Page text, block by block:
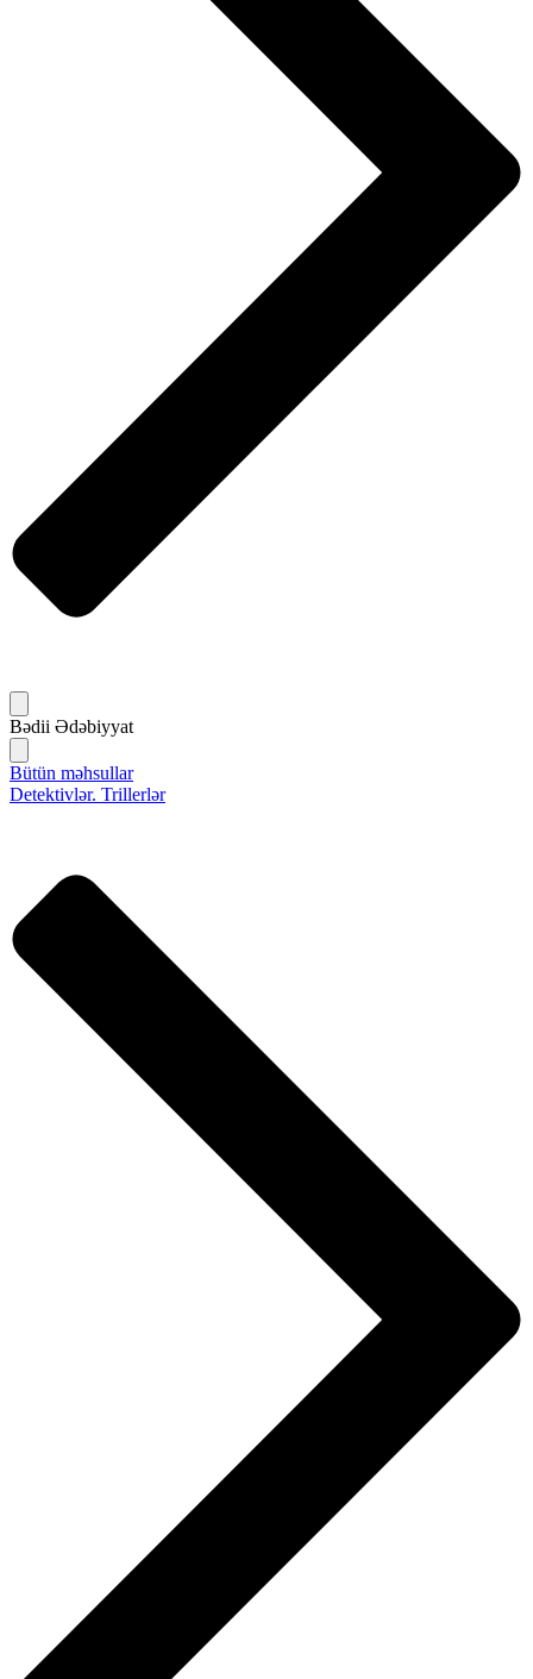
Bədii Ədəbiyyat
Bütün məhsullar
Detektivlər. Trillerlər